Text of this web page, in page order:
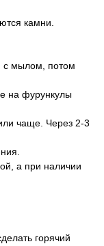
камни.
с мылом, потом
на фурункулы
чаще. Через 2-3
а при наличии
горячий